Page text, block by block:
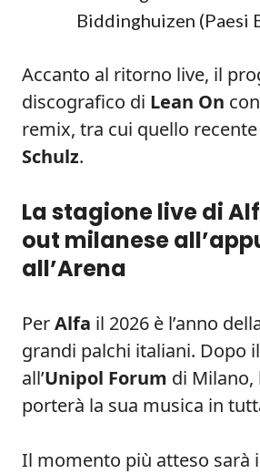
Biddinghuizen (Paesi
Accanto al ritorno live, il
discografico di Lean On
remix, tra cui quello
Schulz.
La stagione live di
out milanese
all’Arena
PerAlfa il 2026 è l’anno
grandi palchi italiani. Dopo
all’Unipol Forum di Milano,
porterà la sua musica in
Il momento più atteso sarà